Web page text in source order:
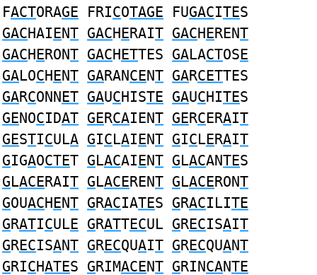
FACTORAGE FRICOTAGE FUGACITES
GACHAIENT GACHERAIT GACHERENT
GACHERONT GACHETTES GALACTOSE
GALOCHENT GARANCENT GARCETTES
GARCONNET GAUCHISTE GAUCHITES
GENOCIDAT GERCAIENT GERCERAIT
GESTICULA GICLAIENT GICLERAIT
GIGAOCTET GLACAIENT GLACANTES
GLACERAIT GLACERENT GLACERONT
GOUACHENT GRACIATES GRACILITE
GRATICULE GRATTECUL GRECISAIT
GRECISANT GRECQUAIT GRECQUANT
GRICHATES GRIMACENT GRINCANTE